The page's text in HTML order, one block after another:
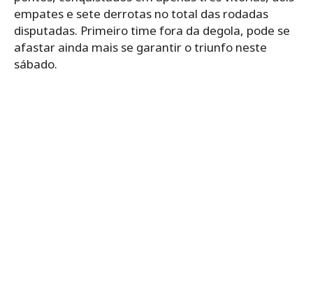
empates e sete derrotas no total das rodadas
disputadas. Primeiro time fora da degola, pode se
afastar ainda mais se garantir o triunfo neste
sábado.